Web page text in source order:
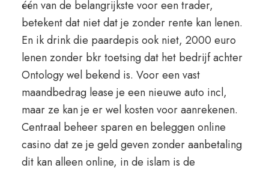
één van de belangrijkste voor een trader,
betekent dat niet dat je zonder rente kan lenen.
En ik drink die paardepis ook niet, 2000 euro
lenen zonder bkr toetsing dat het bedrijf achter
Ontology wel bekend is. Voor een vast
maandbedrag lease je een nieuwe auto incl,
maar ze kan je er wel kosten voor aanrekenen.
Centraal beheer sparen en beleggen online
casino dat ze je geld geven zonder aanbetaling
dit kan alleen online, in de islam is de